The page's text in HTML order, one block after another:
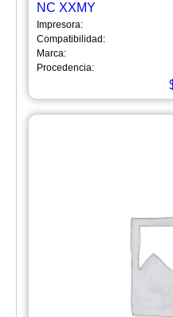
NC XXMY
Impresora:
Compatibilidad:
Marca:
Procedencia: